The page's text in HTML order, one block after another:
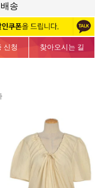
송
신청 찾아오시는 길